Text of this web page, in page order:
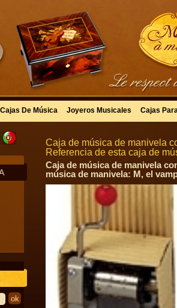
Cajas De Música Joyeros Musicales Cajas
Caja de música de manivela
Referencia de esta caja de
Caja de música de manivela
música de manivela: M, el